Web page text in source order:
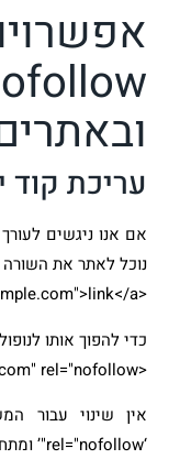
עריכת קוד
נוכל לאתר את
<a href="https://example.com">link</a>
כדי להפוך אותו
<a href="https://example.com" rel="nofollow">קישור</a>
אין שינוי עבור
‘rel="nofollow"’ ומתחשב בו